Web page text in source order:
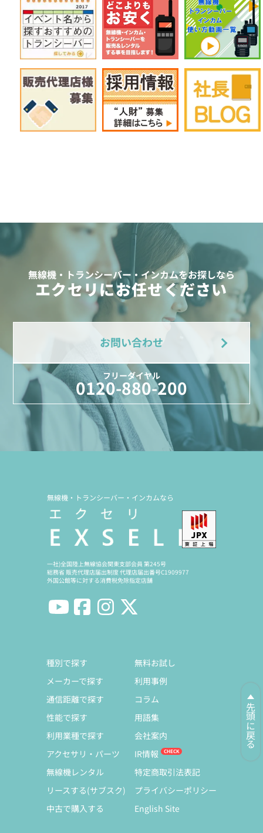
無線機・トランシーバー・インカムをお探しなら
エクセリにお任せください
お問い合わせ
フリーダイヤル
0120-880-200
先頭に戻る
無線機・トランシーバー・インカムなら
一社)全国陸上無線協会関東支部会員 第245号
総務省 販売代理店届出制度 代理店届出番号C1909977
外国公館等に対する消費税免除指定店舗
種別で探す
メーカーで探す
通信距離で探す
性能で探す
利用業種で探す
アクセサリ・パーツ
無線機レンタル
リースする(サブスク)
中古で購入する
無料お試し
利用事例
コラム
用語集
会社案内
IR情報
特定商取引法表記
プライバシーポリシー
English Site